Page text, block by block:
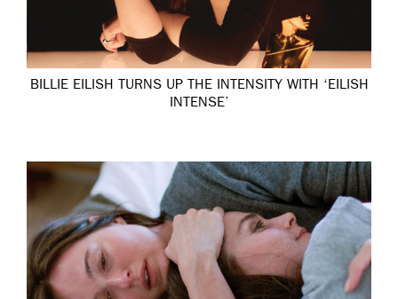
BILLIE EILISH TURNS UP THE INTENSITY WITH ‘EILISH
INTENSE’